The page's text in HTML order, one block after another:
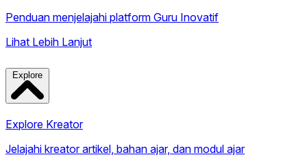
Penduan menjelajahi platform Guru Inovatif
Lihat Lebih Lanjut
Explore
Explore Kreator
Jelajahi kreator artikel, bahan ajar, dan modul ajar